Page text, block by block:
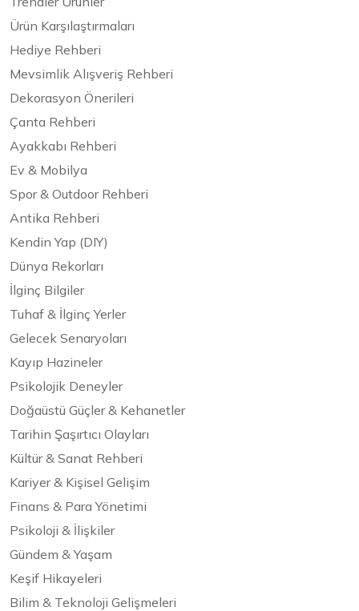
Ürün Karşılaştırmaları
Hediye Rehberi
Mevsimlik Alışveriş Rehberi
Dekorasyon Önerileri
Çanta Rehberi
Ayakkabı Rehberi
Ev & Mobilya
Spor & Outdoor Rehberi
Antika Rehberi
Kendin Yap (DIY)
Dünya Rekorları
İlginç Bilgiler
Tuhaf & İlginç Yerler
Gelecek Senaryoları
Kayıp Hazineler
Psikolojik Deneyler
Doğaüstü Güçler & Kehanetler
Tarihin Şaşırtıcı Olayları
Kültür & Sanat Rehberi
Kariyer & Kişisel Gelişim
Finans & Para Yönetimi
Psikoloji & İlişkiler
Gündem & Yaşam
Keşif Hikayeleri
Bilim & Teknoloji Gelişmeleri